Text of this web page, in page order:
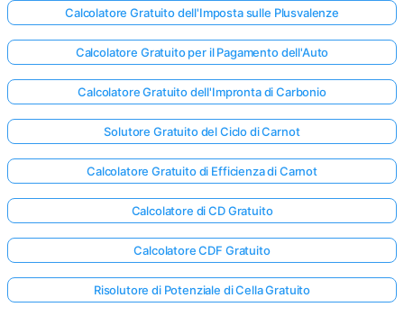
Calcolatore Gratuito dell'Imposta sulle Plusvalenze
Calcolatore Gratuito per il Pagamento dell'Auto
Calcolatore Gratuito dell'Impronta di Carbonio
Solutore Gratuito del Ciclo di Carnot
Calcolatore Gratuito di Efficienza di Carnot
Calcolatore di CD Gratuito
Calcolatore CDF Gratuito
Risolutore di Potenziale di Cella Gratuito